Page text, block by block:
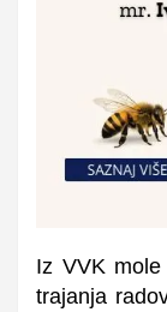
Iz VVK
trajanja